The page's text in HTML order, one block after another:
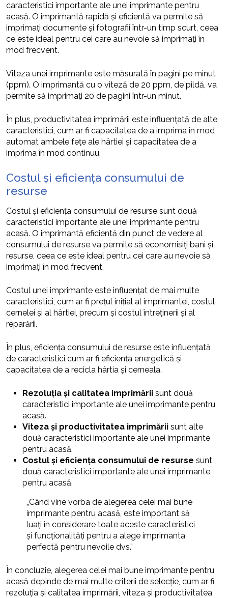
caracteristici importante ale unei imprimante pentru
acasă. O imprimantă rapidă și eficientă va permite să
imprimați documente și fotografii într-un timp scurt, ceea
ce este ideal pentru cei care au nevoie să imprimați în
mod frecvent.
Viteza unei imprimante este măsurată în pagini pe minut
(ppm). O imprimantă cu o viteză de 20 ppm, de pildă, va
permite să imprimați 20 de pagini într-un minut.
În plus, productivitatea imprimării este influențată de alte
caracteristici, cum ar fi capacitatea de a imprima în mod
automat ambele fețe ale hârtiei și capacitatea de a
imprima în mod continuu.
Costul și eficiența consumului de
resurse
Costul și eficiența consumului de resurse sunt două
caracteristici importante ale unei imprimante pentru
acasă. O imprimantă eficientă din punct de vedere al
consumului de resurse va permite să economisiți bani și
resurse, ceea ce este ideal pentru cei care au nevoie să
imprimați în mod frecvent.
Costul unei imprimante este influențat de mai multe
caracteristici, cum ar fi prețul inițial al imprimantei, costul
cernelei și al hârtiei, precum și costul întreținerii și al
reparării.
În plus, eficiența consumului de resurse este influențată
de caracteristici cum ar fi eficiența energetică și
capacitatea de a recicla hârtia și cerneala.
Rezoluția și calitatea imprimării sunt două
caracteristici importante ale unei imprimante pentru
acasă.
Viteza și productivitatea imprimării sunt alte
două caracteristici importante ale unei imprimante
pentru acasă.
Costul și eficiența consumului de resurse sunt
două caracteristici importante ale unei imprimante
pentru acasă.
„Când vine vorba de alegerea celei mai bune
imprimante pentru acasă, este important să
luați în considerare toate aceste caracteristici
și funcționalități pentru a alege imprimanta
perfectă pentru nevoile dvs.”
În concluzie, alegerea celei mai bune imprimante pentru
acasă depinde de mai multe criterii de selecție, cum ar fi
rezoluția și calitatea imprimării, viteza și productivitatea